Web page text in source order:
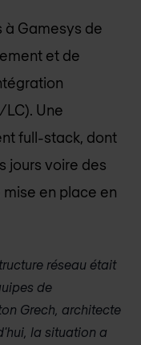
à Gamesys de
et de
Une
full-stack, dont
jours voire des
en place en
réseau était
de
Grech, architecte
la situation a